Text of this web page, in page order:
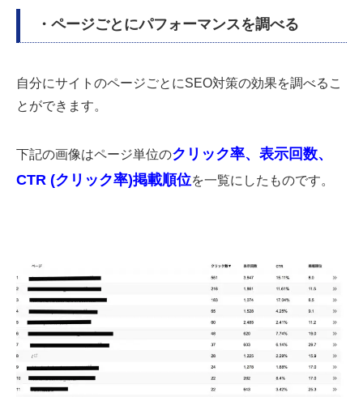
・ページごとにパフォーマンスを調べる
自分にサイトのページごとにSEO対策の効果を調べるこ
とができます。
下記の画像はページ単位のクリック率、表示回数、
CTR (クリック率)掲載順位を一覧にしたものです。